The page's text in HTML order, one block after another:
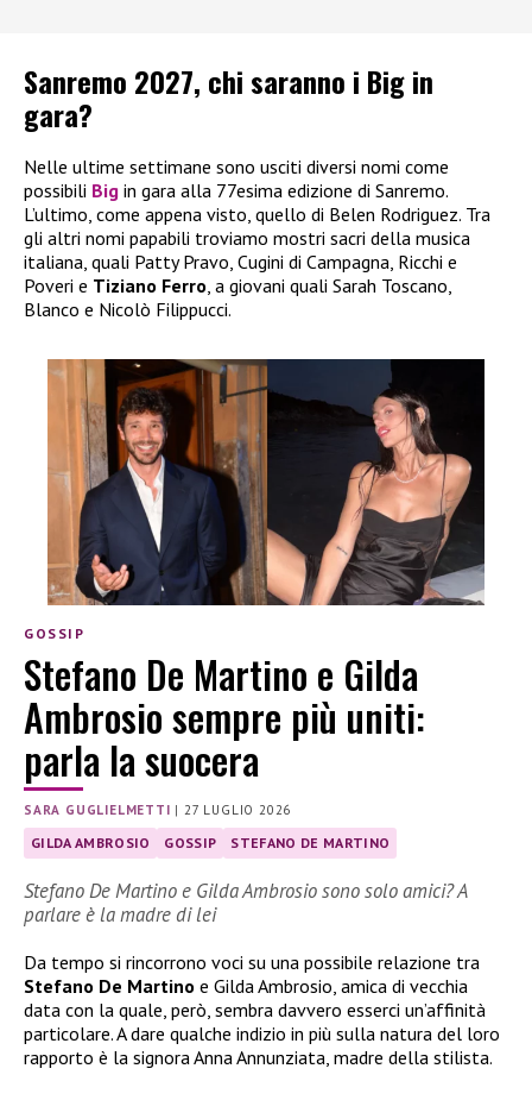
Sanremo 2027, chi saranno i Big in
gara?
Nelle ultime settimane sono usciti diversi nomi come
possibili Big in gara alla 77esima edizione di Sanremo.
L’ultimo, come appena visto, quello di Belen Rodriguez. Tra
gli altri nomi papabili troviamo mostri sacri della musica
italiana, quali Patty Pravo, Cugini di Campagna, Ricchi e
Poveri e Tiziano Ferro, a giovani quali Sarah Toscano,
Blanco e Nicolò Filippucci.
GOSSIP
Stefano De Martino e Gilda
Ambrosio sempre più uniti:
parla la suocera
SARA GUGLIELMETTI |27 LUGLIO 2026
GILDA AMBROSIO GOSSIP STEFANO DE MARTINO
Stefano De Martino e Gilda Ambrosio sono solo amici? A
parlare è la madre di lei
Da tempo si rincorrono voci su una possibile relazione tra
Stefano De Martino e Gilda Ambrosio, amica di vecchia
data con la quale, però, sembra davvero esserci un’affinità
particolare. A dare qualche indizio in più sulla natura del loro
rapporto è la signora Anna Annunziata, madre della stilista.